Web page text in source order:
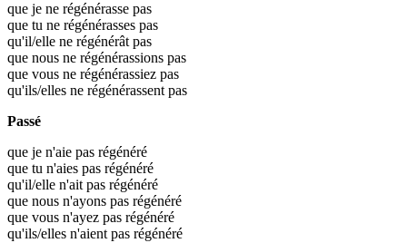
que je ne régénérasse pas
que tu ne régénérasses pas
qu'il/elle ne régénérât pas
que nous ne régénérassions pas
que vous ne régénérassiez pas
qu'ils/elles ne régénérassent pas
Passé
que je n'aie pas régénéré
que tu n'aies pas régénéré
qu'il/elle n'ait pas régénéré
que nous n'ayons pas régénéré
que vous n'ayez pas régénéré
qu'ils/elles n'aient pas régénéré